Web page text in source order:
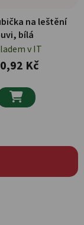
na leštění
bílá
v IT
Kč

výpisu